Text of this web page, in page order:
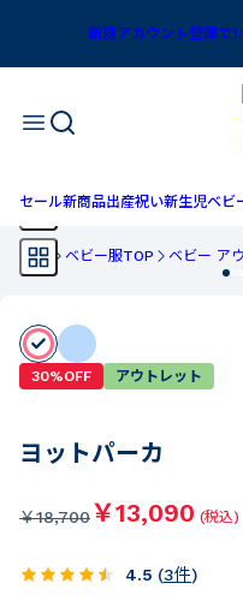
新規アカウント登録で
セール新商品出産祝い新生児ベビ
TOP ベビー服TOP ベビー ア
30%OFF
アウトレット
ヨットパーカ
￥18,700￥13,090 (税込)
4.5 (3件)